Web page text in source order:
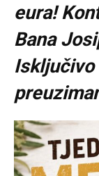
eura!
Bana
Isključivo